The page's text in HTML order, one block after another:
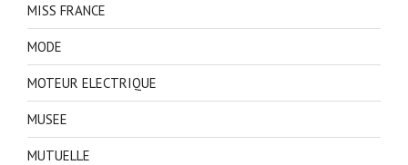
MISS FRANCE
MODE
MOTEUR ELECTRIQUE
MUSEE
MUTUELLE